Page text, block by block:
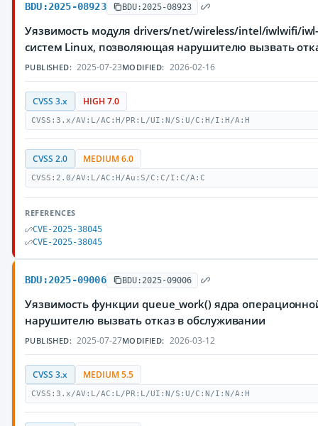
BDU:2025-08923 BDU:2025-08923
Уязвимость модуля drivers/net/wireless/intel/iwlwifi/
систем Linux, позволяющая нарушителю вызвать
PUBLISHED: 2025-07-23MODIFIED: 2026-02-16
CVSS 3.x HIGH 7.0
CVSS:3.x/AV:L/AC:H/PR:L/UI:N/S:U/C:H/I:H/A:H
CVSS 2.0 MEDIUM 6.0
CVSS:2.0/AV:L/AC:H/Au:S/C:C/I:C/A:C
REFERENCES
CVE-2025-38045
CVE-2025-38045
BDU:2025-09006 BDU:2025-09006
Уязвимость функции queue_work() ядра
нарушителю вызвать отказ в обслуживании
PUBLISHED: 2025-07-27MODIFIED: 2026-03-12
CVSS 3.x MEDIUM 5.5
CVSS:3.x/AV:L/AC:L/PR:L/UI:N/S:U/C:N/I:N/A:H